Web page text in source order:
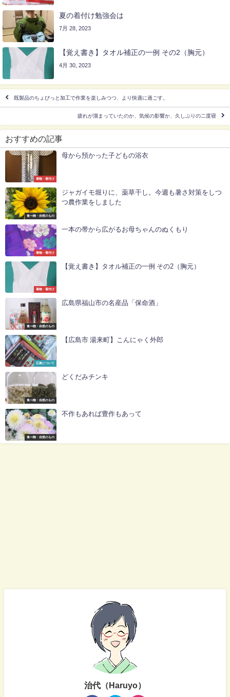
夏の着付け勉強会は
7月 28, 2023
【覚え書き】タオル補正の一例 その2（胸元）
4月 30, 2023
既製品のちょびっと加工で作業を楽しみつつ、より快適に過ごす。
疲れが溜まっていたのか、気候の影響か、久しぶりの二度寝
おすすめの記事
着物・着付け
母から預かった子どもの浴衣
食べ物・自然のもの
ジャガイモ堀りに、薬草干し。今週も暑さ対策をしつ
つ農作業をしました
着物・着付け
一本の帯から広がるお母ちゃんのぬくもり
着物・着付け
【覚え書き】タオル補正の一例 その2（胸元）
食べ物・自然のもの
広島県福山市の名産品「保命酒」
広島について
【広島市 湯来町】こんにゃく外郎
食べ物・自然のもの
どくだみチンキ
食べ物・自然のもの
不作もあれば豊作もあって
治代（Haruyo）